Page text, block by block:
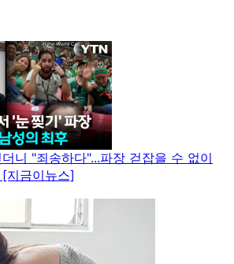
니 "죄송하다"...파장 걷잡을 수 없이
지금이뉴스]